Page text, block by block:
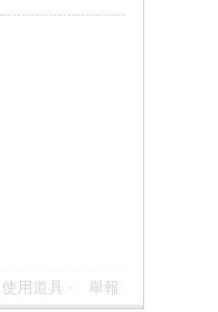
使用道具 舉報